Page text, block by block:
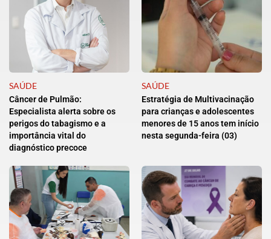
SAÚDE
Câncer de Pulmão:
Especialista alerta sobre os
perigos do tabagismo e a
importância vital do
diagnóstico precoce
SAÚDE
Estratégia de Multivacinação
para crianças e adolescentes
menores de 15 anos tem início
nesta segunda-feira (03)